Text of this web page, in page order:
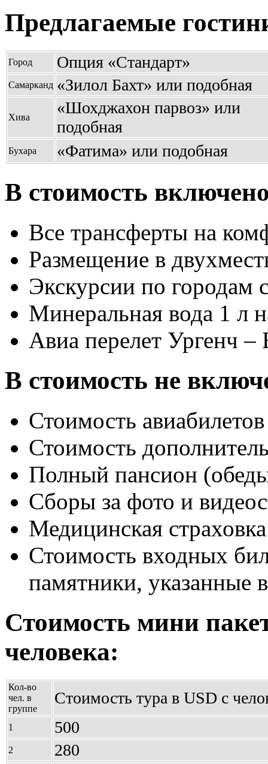
Предлагаемые
Город Опция «Стандарт»
Самарканд «Зилол Бахт» или подобная
Хива
«Шохджахон парвоз» или
подобная
Бухара «Фатима» или подобная
В стоимость
Все трансферты на
Размещение в
Экскурсии по городам
Минеральная вода 1 л
Авиа перелет Ургенч –
В стоимость не
Стоимость
Стоимость
Полный пансион
Cборы за фото и
Медицинская
Стоимость входных
памятники, указанные
Стоимость мини
человека:
Кол-во
чел. в
группе
Стоимость тура в USD с
1 500
2
280